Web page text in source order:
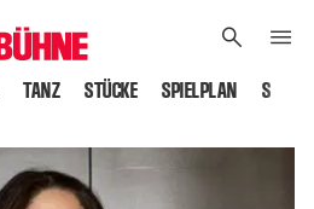
TANZ STÜCKE SPIELPLAN